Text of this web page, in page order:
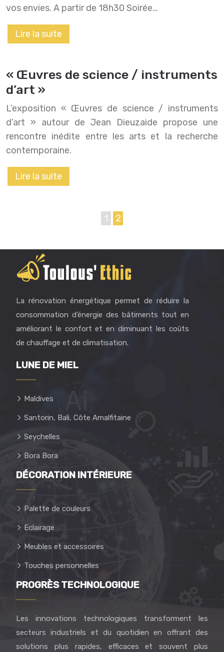
vos envies. A partir de 18h30 Soirée…
Lire la suite
« Œuvres de science / instruments
d’art »
L’exposition « Œuvres de science / instruments
d’art » autour de Jean Dieuzaide propose une
rencontre inédite entre les arts et la recherche
contemporaine.
Lire la suite
1 2
La rénovation énergétique permet de réduire la
consommation d’énergie des bâtiments tout en
améliorant le confort et en diminuant les coûts
de chauffage et de climatisation.
LUNE DE MIEL
Maldives
Santorin, Bali, Côte Amalfitaine
Seychelles
Bora Bora
DÉCORATION INTÉRIEURE
Palette de couleurs
Eclairage
Meubles et accessoires
Touches personnelles
PROGRÈS TECHNOLOGIQUE
Les innovations technologiques transforment les
secteurs industriels et du quotidien en offrant des
solutions plus rapides, efficaces et souvent plus